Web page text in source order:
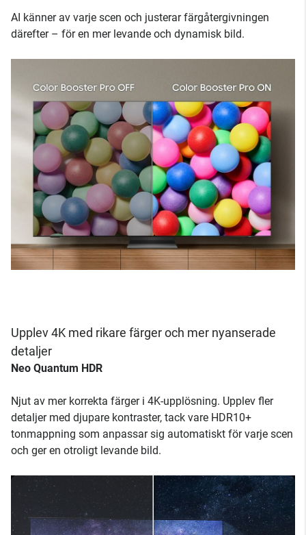
AI känner av varje scen och justerar färgåtergivningen
därefter – för en mer levande och dynamisk bild.
Upplev 4K med rikare färger och mer nyanserade
detaljer
Neo Quantum HDR
Njut av mer korrekta färger i 4K-upplösning. Upplev fler
detaljer med djupare kontraster, tack vare HDR10+
tonmappning som anpassar sig automatiskt för varje scen
och ger en otroligt levande bild.